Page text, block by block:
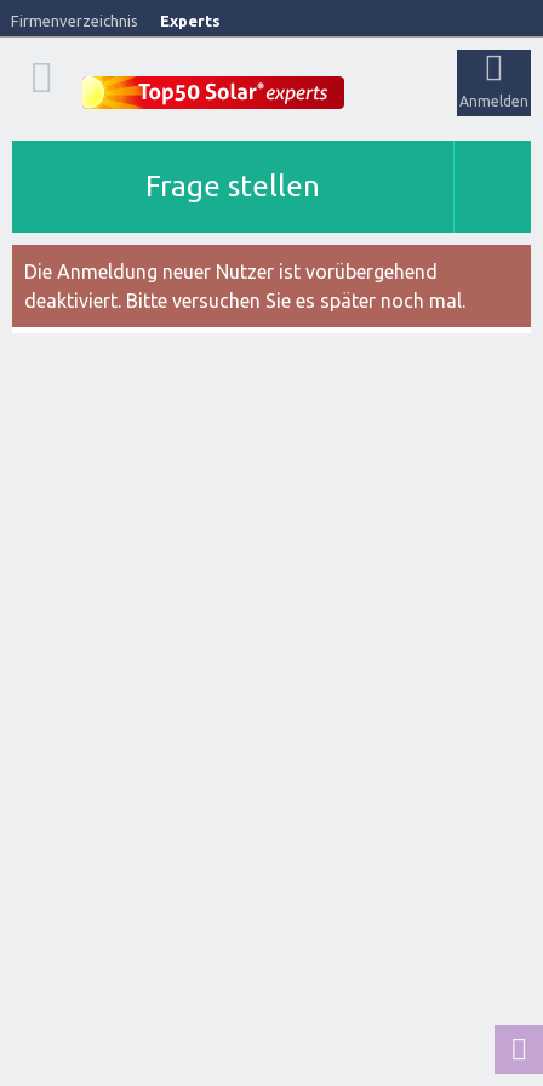
Firmenverzeichnis Experts
Anmelden
Frage stellen
Die Anmeldung neuer Nutzer ist vorübergehend
deaktiviert. Bitte versuchen Sie es später noch mal.